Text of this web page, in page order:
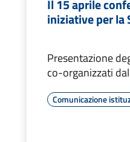
Il 15 aprile
iniziative per la
Presentazione
co-organizzati
Comunicazione